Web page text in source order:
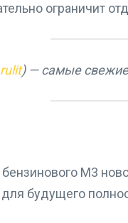
ограничит
) — самые свежие
M3
будущего